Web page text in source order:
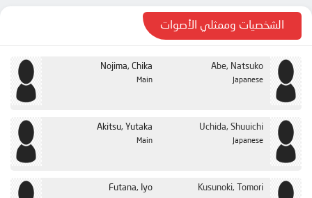
الشخصيات وممثلي الأصوات
Nojima, Chika
Main
Abe, Natsuko
Japanese
Akitsu, Yutaka
Main
Uchida, Shuuichi
Japanese
Futana, Iyo Kusunoki, Tomori